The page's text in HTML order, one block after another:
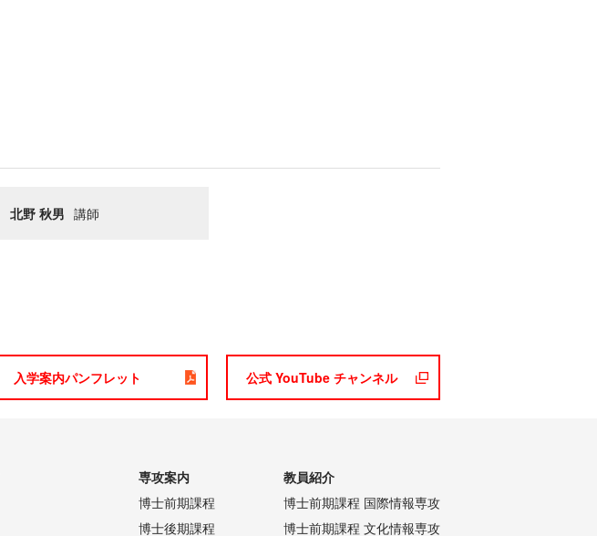
北野 秋男 講師
入学案内パンフレット 公式 YouTube チャンネル
専攻案内
博士前期課程
博士後期課程
教員紹介
博士前期課程 国際情報専攻
博士前期課程 文化情報専攻